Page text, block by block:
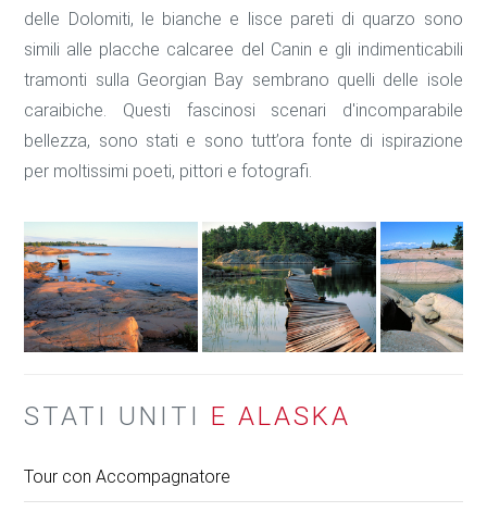
delle Dolomiti, le bianche e lisce pareti di quarzo sono
simili alle placche calcaree del Canin e gli indimenticabili
tramonti sulla Georgian Bay sembrano quelli delle isole
caraibiche. Questi fascinosi scenari d'incomparabile
bellezza, sono stati e sono tutt’ora fonte di ispirazione
per moltissimi poeti, pittori e fotografi.
STATI UNITI E ALASKA
Tour con Accompagnatore